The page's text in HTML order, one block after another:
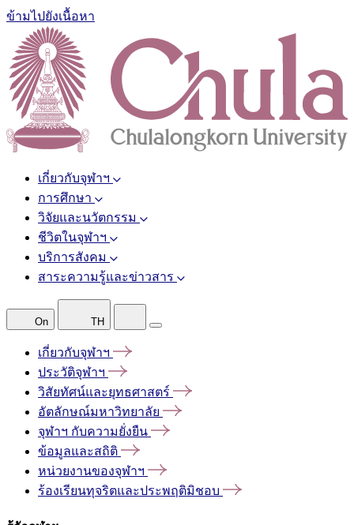
ข้ามไปยังเนื้อหา
เกี่ยวกับจุฬาฯ
การศึกษา
วิจัยและนวัตกรรม
ชีวิตในจุฬาฯ
บริการสังคม
สาระความรู้และข่าวสาร
On TH
เกี่ยวกับจุฬาฯ
ประวัติจุฬาฯ
วิสัยทัศน์และยุทธศาสตร์
อัตลักษณ์มหาวิทยาลัย
จุฬาฯ กับความยั่งยืน
ข้อมูลและสถิติ
หน่วยงานของจุฬาฯ
ร้องเรียนทุจริตและประพฤติมิชอบ